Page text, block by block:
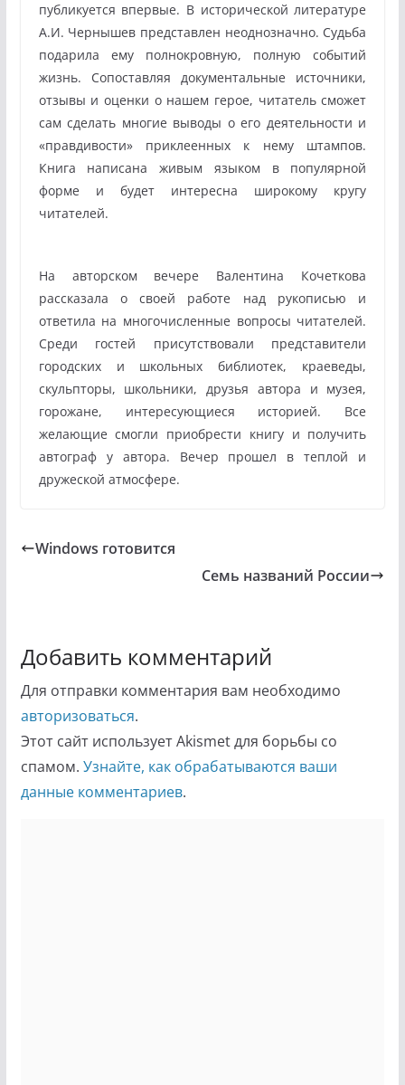
публикуется впервые. В исторической литературе
А.И. Чернышев представлен неоднозначно. Судьба
подарила ему полнокровную, полную событий
жизнь. Сопоставляя документальные источники,
отзывы и оценки о нашем герое, читатель сможет
сам сделать многие выводы о его деятельности и
«правдивости» приклеенных к нему штампов.
Книга написана живым языком в популярной
форме и будет интересна широкому кругу
читателей.
На авторском вечере Валентина Кочеткова
рассказала о своей работе над рукописью и
ответила на многочисленные вопросы читателей.
Среди гостей присутствовали представители
городских и школьных библиотек, краеведы,
скульпторы, школьники, друзья автора и музея,
горожане, интересующиеся историей. Все
желающие смогли приобрести книгу и получить
автограф у автора. Вечер прошел в теплой и
дружеской атмосфере.
Windows готовится
Семь названий России
Добавить комментарий
Для отправки комментария вам необходимо
авторизоваться.
Этот сайт использует Akismet для борьбы со
спамом. Узнайте, как обрабатываются ваши
данные комментариев.